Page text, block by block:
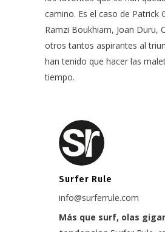
camino. Es el caso de Patrick
Ramzi Boukhiam, Joan Duru,
otros tantos aspirantes al
han tenido que hacer las
tiempo.
Surfer Rule
info@surferrule.com
Más que surf, olas